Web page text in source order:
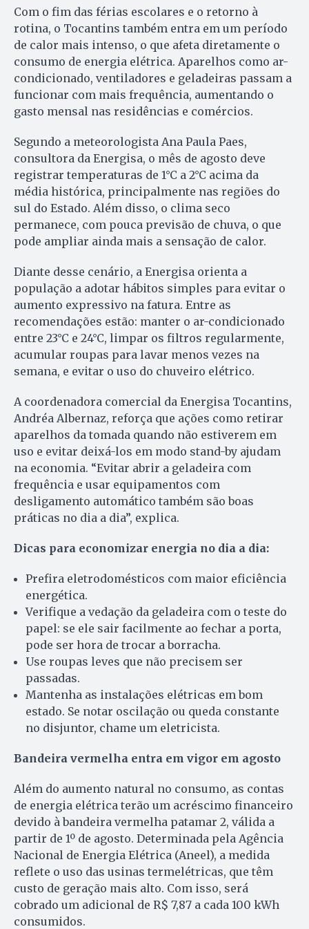
Com o fim das férias escolares e o retorno à
rotina, o Tocantins também entra em um período
de calor mais intenso, o que afeta diretamente o
consumo de energia elétrica. Aparelhos como ar-
condicionado, ventiladores e geladeiras passam a
funcionar com mais frequência, aumentando o
gasto mensal nas residências e comércios.
Segundo a meteorologista Ana Paula Paes,
consultora da Energisa, o mês de agosto deve
registrar temperaturas de 1°C a 2°C acima da
média histórica, principalmente nas regiões do
sul do Estado. Além disso, o clima seco
permanece, com pouca previsão de chuva, o que
pode ampliar ainda mais a sensação de calor.
Diante desse cenário, a Energisa orienta a
população a adotar hábitos simples para evitar o
aumento expressivo na fatura. Entre as
recomendações estão: manter o ar-condicionado
entre 23°C e 24°C, limpar os filtros regularmente,
acumular roupas para lavar menos vezes na
semana, e evitar o uso do chuveiro elétrico.
A coordenadora comercial da Energisa Tocantins,
Andréa Albernaz, reforça que ações como retirar
aparelhos da tomada quando não estiverem em
uso e evitar deixá-los em modo stand-by ajudam
na economia. “Evitar abrir a geladeira com
frequência e usar equipamentos com
desligamento automático também são boas
práticas no dia a dia”, explica.
Dicas para economizar energia no dia a dia:
Prefira eletrodomésticos com maior eficiência
energética.
Verifique a vedação da geladeira com o teste do
papel: se ele sair facilmente ao fechar a porta,
pode ser hora de trocar a borracha.
Use roupas leves que não precisem ser
passadas.
Mantenha as instalações elétricas em bom
estado. Se notar oscilação ou queda constante
no disjuntor, chame um eletricista.
Bandeira vermelha entra em vigor em agosto
Além do aumento natural no consumo, as contas
de energia elétrica terão um acréscimo financeiro
devido à bandeira vermelha patamar 2, válida a
partir de 1º de agosto. Determinada pela Agência
Nacional de Energia Elétrica (Aneel), a medida
reflete o uso das usinas termelétricas, que têm
custo de geração mais alto. Com isso, será
cobrado um adicional de R$ 7,87 a cada 100 kWh
consumidos.